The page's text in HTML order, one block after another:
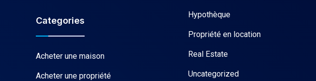
Categories
Acheter une maison
Acheter une propriété
Hypothèque
Propriété en location
Real Estate
Uncategorized